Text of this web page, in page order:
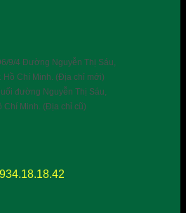
9/4 Đường Nguyễn Thị Sáu,
Hồ Chí Minh. (Địa chỉ mới)
đường Nguyễn Thị Sáu,
Chí Minh. (Địa chỉ cũ)